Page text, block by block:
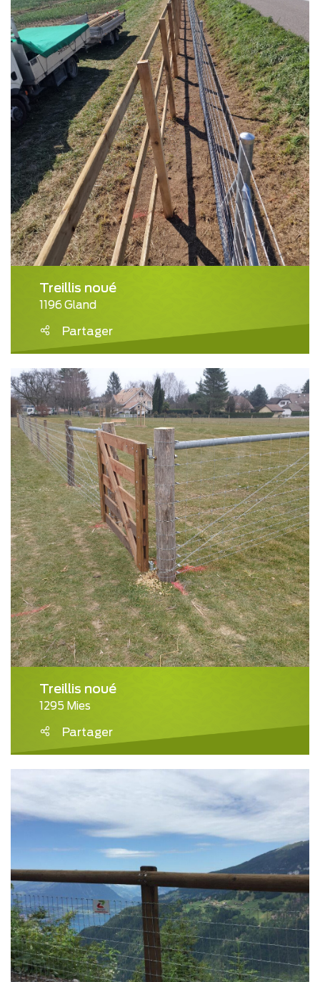
Treillis noué
1196 Gland
Partager
Treillis noué
1295 Mies
Partager